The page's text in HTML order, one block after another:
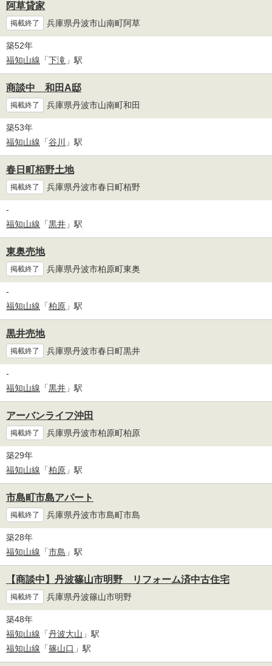
阿草貸家
掲載終了 兵庫県丹波市山南町阿草
築52年
福知山線 「下滝 」駅
商談中 和田A邸
掲載終了 兵庫県丹波市山南町和田
築53年
福知山線 「谷川 」駅
春日町栢野土地
掲載終了 兵庫県丹波市春日町栢野
-
福知山線 「黒井 」駅
東奥売地
掲載終了 兵庫県丹波市柏原町東奥
-
福知山線 「柏原 」駅
黒井売地
掲載終了 兵庫県丹波市春日町黒井
-
福知山線 「黒井 」駅
アーバンライフ沖田
掲載終了 兵庫県丹波市柏原町柏原
築29年
福知山線 「柏原 」駅
市島町市島アパート
掲載終了 兵庫県丹波市市島町市島
築28年
福知山線 「市島 」駅
【商談中】丹波篠山市明野 リフォーム済中古住宅
掲載終了 兵庫県丹波篠山市明野
築48年
福知山線 「丹波大山 」駅
福知山線 「篠山口 」駅